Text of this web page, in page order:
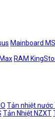
Mainboard MSI
RAM
Tản nhiệt
Tản Nhiệt NZXT